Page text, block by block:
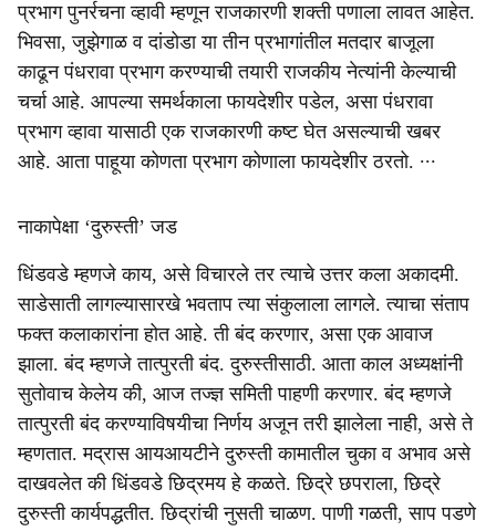
प्रभाग पुनर्रचना व्हावी म्हणून राजकारणी शक्ती पणाला लावत आहेत.
भिवसा, जुझेगाळ व दांडोडा या तीन प्रभागांतील मतदार बाजूला
काढून पंधरावा प्रभाग करण्याची तयारी राजकीय नेत्यांनी केल्याची
चर्चा आहे. आपल्या समर्थकाला फायदेशीर पडेल, असा पंधरावा
प्रभाग व्हावा यासाठी एक राजकारणी कष्ट घेत असल्याची खबर
आहे. आता पाहूया कोणता प्रभाग कोणाला फायदेशीर ठरतो. ∙∙∙
नाकापेक्षा ‘दुरुस्ती’ जड
धिंडवडे म्हणजे काय, असे विचारले तर त्याचे उत्तर कला अकादमी.
साडेसाती लागल्यासारखे भवताप त्या संकुलाला लागले. त्याचा संताप
फक्त कलाकारांना होत आहे. ती बंद करणार, असा एक आवाज
झाला. बंद म्हणजे तात्पुरती बंद. दुरुस्तीसाठी. आता काल अध्यक्षांनी
सुतोवाच केलेय की, आज तज्ज्ञ समिती पाहणी करणार. बंद म्हणजे
तात्पुरती बंद करण्याविषयीचा निर्णय अजून तरी झालेला नाही, असे ते
म्हणतात. मद्रास आयआयटीने दुरुस्ती कामातील चुका व अभाव असे
दाखवलेत की धिंडवडे छिद्रमय हे कळते. छिद्रे छपराला, छिद्रे
दुरुस्ती कार्यपद्धतीत. छिद्रांची नुसती चाळण. पाणी गळती, साप पडणे